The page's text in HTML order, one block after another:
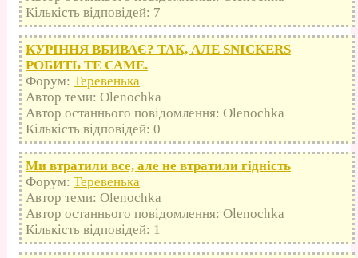
Кількість відповідей: 7
КУРІННЯ ВБИВАЄ? ТАК, АЛЕ SNICKERS
РОБИТЬ ТЕ САМЕ.
Форум: Теревенька
Автор теми: Olenochka
Автор останнього повідомлення: Olenochka
Кількість відповідей: 0
Ми втратили все, але не втратили гідність
Форум: Теревенька
Автор теми: Olenochka
Автор останнього повідомлення: Olenochka
Кількість відповідей: 1